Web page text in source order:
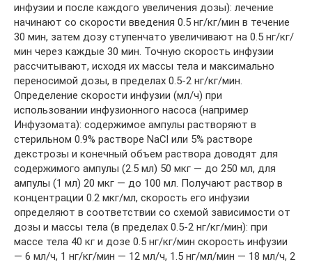
инфузии и после каждого увеличения дозы): лечение
начинают со скорости введения 0.5 нг/кг/мин в течение
30 мин, затем дозу ступенчато увеличивают на 0.5 нг/кг/
мин через каждые 30 мин. Точную скорость инфузии
рассчитывают, исходя их массы тела и максимально
переносимой дозы, в пределах 0.5-2 нг/кг/мин.
Определение скорости инфузии (мл/ч) при
использовании инфузионного насоса (например
Инфузомата): содержимое ампулы растворяют в
стерильном 0.9% растворе NaCl или 5% растворе
декстрозы и конечный объем раствора доводят для
содержимого ампулы (2.5 мл) 50 мкг — до 250 мл, для
ампулы (1 мл) 20 мкг — до 100 мл. Получают раствор в
концентрации 0.2 мкг/мл, скорость его инфузии
определяют в соответствии со схемой зависимости от
дозы и массы тела (в пределах 0.5-2 нг/кг/мин): при
массе тела 40 кг и дозе 0.5 нг/кг/мин скорость инфузии
— 6 мл/ч, 1 нг/кг/мин — 12 мл/ч, 1.5 нг/мл/мин — 18 мл/ч, 2